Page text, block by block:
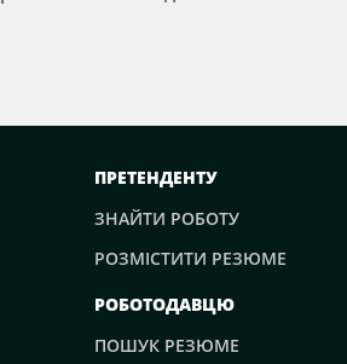
ПРЕТЕНДЕНТУ
ЗНАЙТИ РОБОТУ
РОЗМІСТИТИ РЕЗЮМЕ
РОБОТОДАВЦЮ
ПОШУК РЕЗЮМЕ